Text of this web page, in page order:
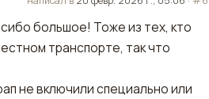
большое! Тоже из тех, кто
транспорте, так что
не включили специально или